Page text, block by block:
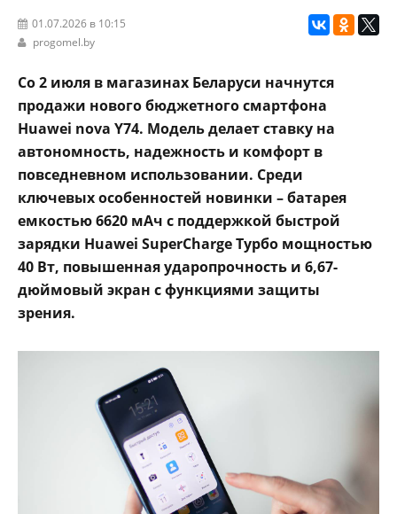
01.07.2026 в 10:15
progomel.by
Со 2 июля в магазинах Беларуси начнутся
продажи нового бюджетного смартфона
Huawei nova Y74. Модель делает ставку на
автономность, надежность и комфорт в
повседневном использовании. Среди
ключевых особенностей новинки – батарея
емкостью 6620 мАч с поддержкой быстрой
зарядки Huawei SuperCharge Турбо мощностью
40 Вт, повышенная ударопрочность и 6,67-
дюймовый экран с функциями защиты
зрения.